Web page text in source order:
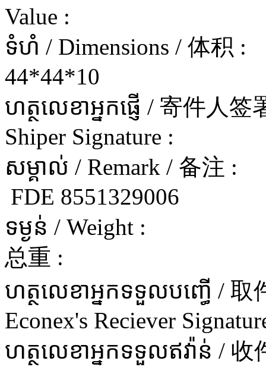
Value :
ទំហំ / Dimensions / 体积 :
44*44*10
ហត្ថលេខាអ្នកផ្ញើ / 寄件人
Shiper Signature :
សម្គាល់ / Remark / 备注 :
FDE 8551329006
ទម្ងន់ / Weight :
总重 :
ហត្ថលេខាអ្នកទទួលបញ្ធើ / 取
Econex's Reciever
ហត្ថលេខាអ្នកទទួលឥវ៉ាន់ /